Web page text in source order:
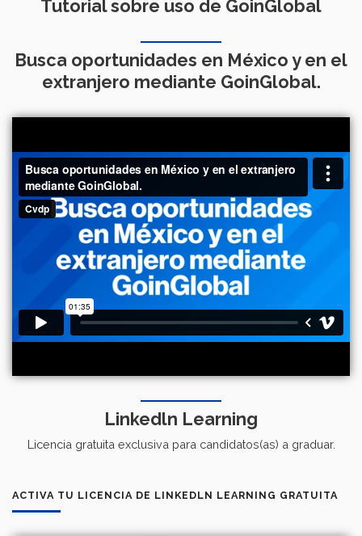
Tutorial sobre uso de GoinGlobal
Busca oportunidades en México y en el
extranjero mediante GoinGlobal.
Linkedln Learning
Licencia gratuita exclusiva para candidatos(as) a graduar.
ACTIVA TU LICENCIA DE LINKEDLN LEARNING GRATUITA